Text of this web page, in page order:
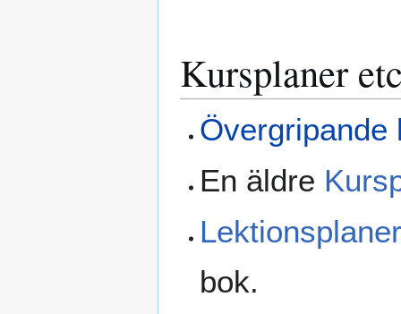
Kursplaner
Övergripande
En äldre
bok.